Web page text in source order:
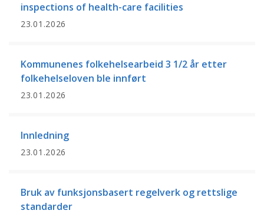
inspections of health-care facilities
23.01.2026
Kommunenes folkehelsearbeid 3 1/2 år etter
folkehelseloven ble innført
23.01.2026
Innledning
23.01.2026
Bruk av funksjonsbasert regelverk og rettslige
standarder